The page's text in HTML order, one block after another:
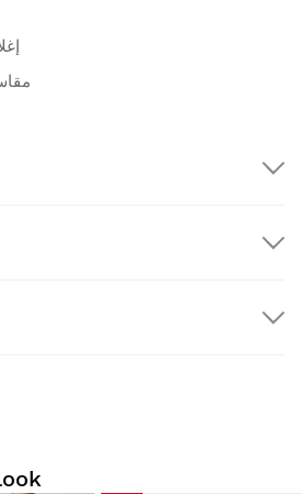
مجاناً